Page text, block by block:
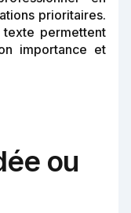
prioritaires.
permettent
importance et
ou